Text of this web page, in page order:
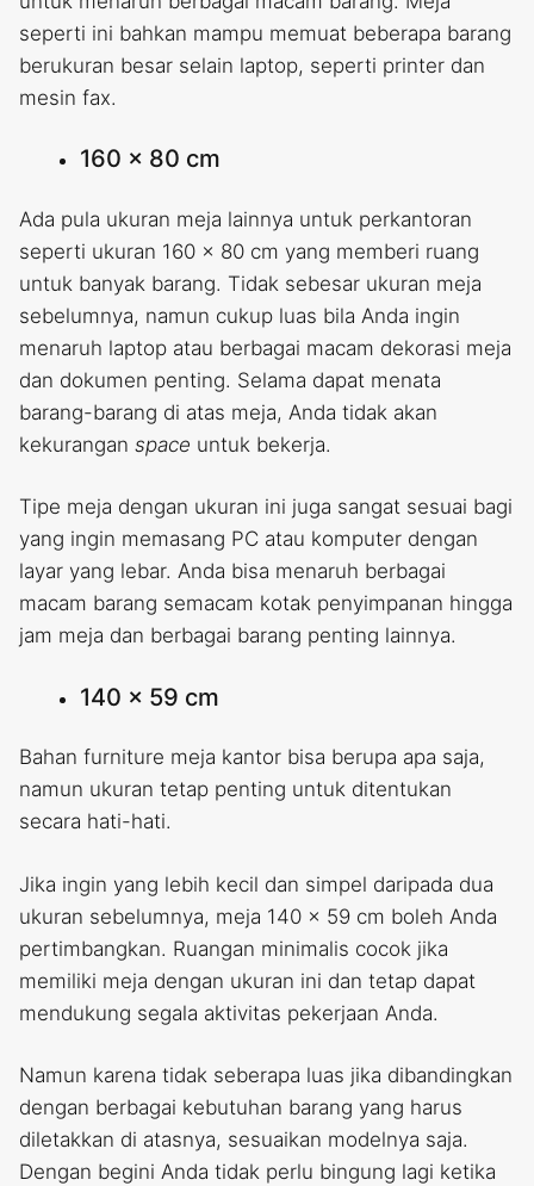
seperti ini bahkan mampu memuat beberapa barang
berukuran besar selain laptop, seperti printer dan
mesin fax.
160 x 80 cm
Ada pula ukuran meja lainnya untuk perkantoran
seperti ukuran 160 x 80 cm yang memberi ruang
untuk banyak barang. Tidak sebesar ukuran meja
sebelumnya, namun cukup luas bila Anda ingin
menaruh laptop atau berbagai macam dekorasi meja
dan dokumen penting. Selama dapat menata
barang-barang di atas meja, Anda tidak akan
kekurangan space untuk bekerja.
Tipe meja dengan ukuran ini juga sangat sesuai bagi
yang ingin memasang PC atau komputer dengan
layar yang lebar. Anda bisa menaruh berbagai
macam barang semacam kotak penyimpanan hingga
jam meja dan berbagai barang penting lainnya.
140 x 59 cm
Bahan furniture meja kantor bisa berupa apa saja,
namun ukuran tetap penting untuk ditentukan
secara hati-hati.
Jika ingin yang lebih kecil dan simpel daripada dua
ukuran sebelumnya, meja 140 x 59 cm boleh Anda
pertimbangkan. Ruangan minimalis cocok jika
memiliki meja dengan ukuran ini dan tetap dapat
mendukung segala aktivitas pekerjaan Anda.
Namun karena tidak seberapa luas jika dibandingkan
dengan berbagai kebutuhan barang yang harus
diletakkan di atasnya, sesuaikan modelnya saja.
Dengan begini Anda tidak perlu bingung lagi ketika